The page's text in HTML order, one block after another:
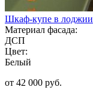
Шкаф-купе в лоджии
Материал фасада:
ДСП
Цвет:
Белый
от 42 000 руб.